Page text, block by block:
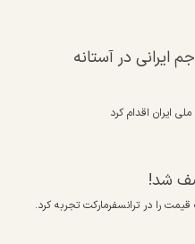
ایرانی در آستانه
ایران اقدام کرد
شد!
را در ترانسفرمارکت تجربه کرد.